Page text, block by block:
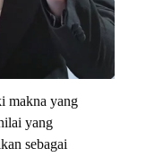
makna yang
yang
sebagai